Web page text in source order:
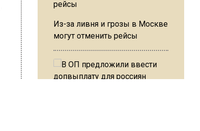
Из-за ливня и грозы в Москве
могут отменить рейсы